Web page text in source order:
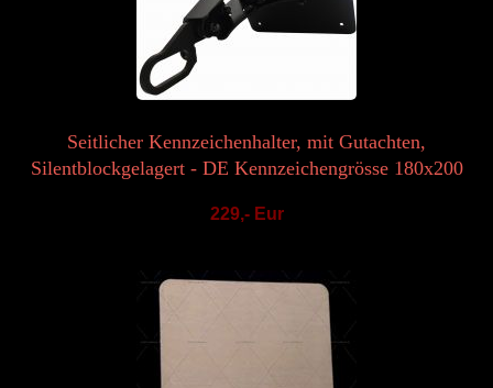
Seitlicher Kennzeichenhalter, mit Gutachten,
Silentblockgelagert - DE Kennzeichengrösse 180x200
229,- Eur